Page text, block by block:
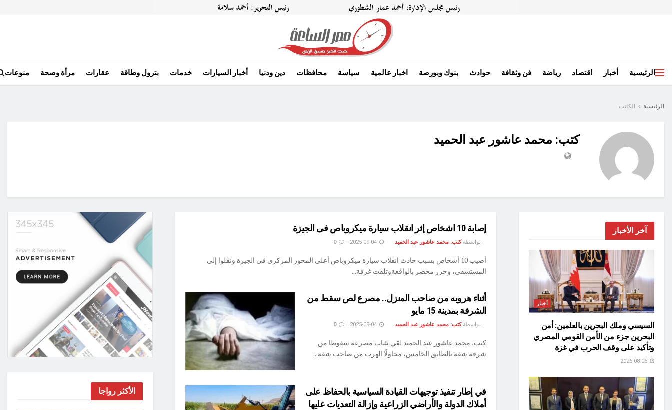
الرئيسية أخبار اقتصاد رياضة فن وثقافة حوادث بنوك وبورصة اخبار عالمية سياسة محافظات دين ودنيا أخبار السيارات خدمات بترول وطاقة عقارات مرأة وصحة منوعات
الرئيسية الكاتب
كتب: محمد عاشور عبد الحميد
إصابة 10 اشخاص إثر انقلاب سيارة ميكروباص فى الجيزة
بواسطة كتب: محمد عاشور عبد الحميد 0
أصيب 10 أشخاص بسبب حادث انقلاب سيارة ميكروباص أعلى المحور المركزى فى الجيزة ونقلوا إلى
المستشفى، وحرر محضر بالواقعةوتلقت غرفة...
أثناء هروبه من صاحب المنزل.. مصرع لص سقط من
الشرفة بمدينة 15 مايو
بواسطة كتب: محمد عاشور عبد الحميد 0
كتب . محمد عاشور عبد الحميد لقي شاب مصرعه سقوطا من
شرفة شقة بالطابق الخامس، محاولًا الهرب من صاحب شقة...
في إطار تنفيذ توجيهات القيادة السياسية بالحفاظ على
أملاك الدولة والأراضي الزراعية وإزالة التعديات عليها
آخر الأخبار
أخبار
السيسي وملك البحرين بالعلمين: أمن
البحرين جزء من الأمن القومي المصري
وتأكيد على وقف الحرب في غزة
الأكثر رواجا